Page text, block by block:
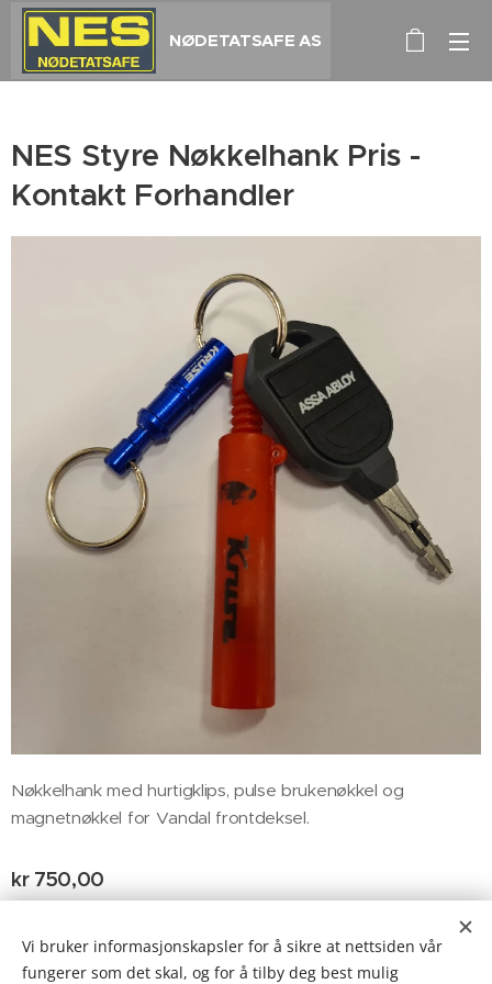
NØDETATSAFE AS
NES Styre Nøkkelhank Pris -
Kontakt Forhandler
Nøkkelhank med hurtigklips, pulse brukenøkkel og
magnetnøkkel for Vandal frontdeksel.
kr 750,00
Vi bruker informasjonskapsler for å sikre at nettsiden vår
fungerer som det skal, og for å tilby deg best mulig